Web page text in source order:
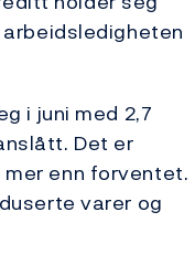
i juni med 2,7
Det er
enn forventet.
varer og